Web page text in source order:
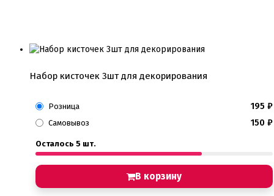
Набор кисточек 3шт для декорирования
Розница 195 ₽
Самовывоз 150 ₽
Осталось 5 шт.
В корзину